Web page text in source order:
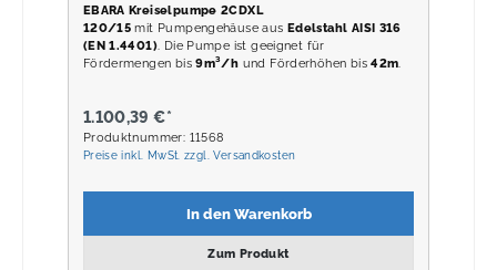
EBARA Kreiselpumpe 2CDXL
120/15 mit Pumpengehäuse aus Edelstahl AISI 316
(EN 1.4401). Die Pumpe ist geeignet für
Fördermengen bis9m³/h und Förderhöhen bis42m.
1.100,39 €*
Produktnummer: 11568
Preise inkl. MwSt. zzgl. Versandkosten
In den Warenkorb
Zum Produkt